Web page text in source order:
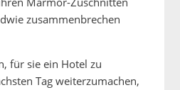
zusammenbrechen
für sie ein Hotel zu
Tag weiterzumachen,